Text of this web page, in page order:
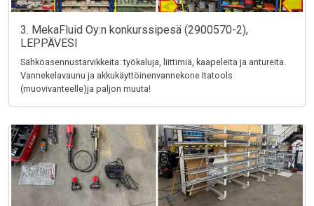
3. MekaFluid Oy:n konkurssipesä (2900570-2),
LEPPÄVESI
Sähköasennustarvikkeita: työkaluja, liittimiä, kaapeleita ja antureita.
Vannekelavaunu ja akkukäyttöinenvannekone Itatools
(muovivanteelle)ja paljon muuta!